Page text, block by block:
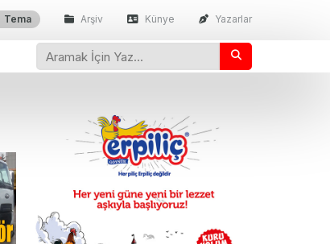
Tema Arşiv Künye Yazarlar